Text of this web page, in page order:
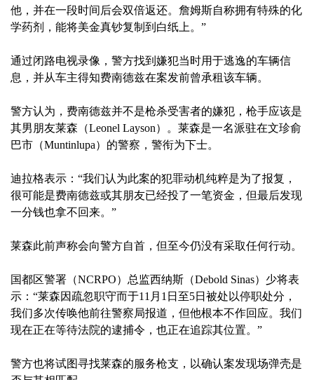
他，并在一段时间后会双倍返还。詹姆斯自称拥有特殊的化
学药剂，能将美金真钞复制到白纸上。”
通过闭路电视录像，警方找到嫌犯当时用于逃逸的车辆信
息，并从车主得知费南德兹在案发前曾承租该车辆。
警方认为，费南德兹并不是枪杀受害者的嫌犯，枪手应该是
其男朋友莱森（Leonel Layson）。莱森是一名派驻在文珍俞
巴市（Muntinlupa）的警察，警衔为下士。
迪拉格表示：“我们认为此案的犯罪动机纯粹是为了报复，
很可能是费南德兹或其朋友已经投了一笔资金，但最后发现
一分钱也拿不回来。”
莱森此前声称会向警方自首，但至今仍没有采取任何行动。
国都区警署（NCRPO）总监西纳斯（Debold Sinas）少将表
示：“莱森因疏忽职守而于11月1日至5日被处以停职处分，
我们多次传唤他前往警察局报道，但他根本不作回应。我们
现在正在等待法院的逮捕令，也正在追踪其位置。”
警方也将试图寻找莱森的服务枪支，以确认案发现场弹壳是